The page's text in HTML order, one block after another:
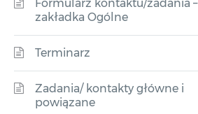
Formularz kontaktu/zadania –
zakładka Ogólne
Terminarz
Zadania/ kontakty główne i
powiązane